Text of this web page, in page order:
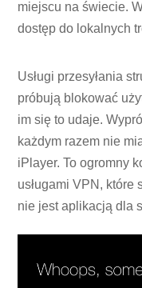
miejscu na świecie.
dostęp do lokalnych
Usługi przesyłania
próbują blokować
im się to udaje.
każdym razem nie
iPlayer. To ogromny
usługami VPN, które
nie jest aplikacją dla